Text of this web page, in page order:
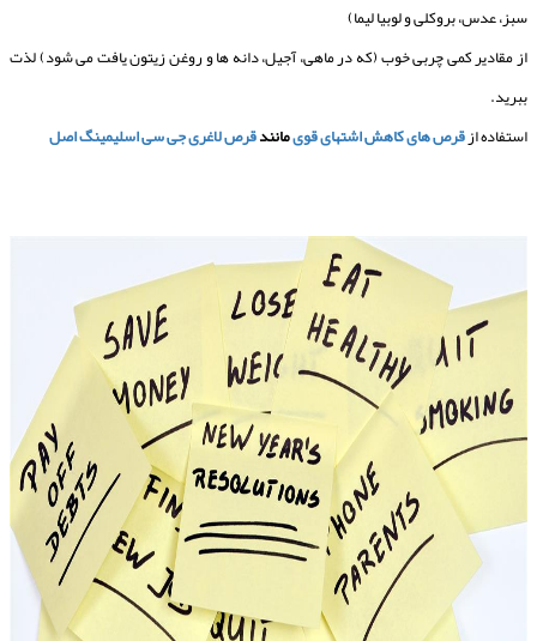
سبز، عدس، بروکلی و لوبیا لیما)
از مقادیر کمی چربی خوب (که در ماهی، آجیل، دانه ها و روغن زیتون یافت می شود) لذت
ببرید.
استفاده ازقرص های کاهش اشتهای قویمانندقرص لاغری جی سی اسلیمینگ اصل